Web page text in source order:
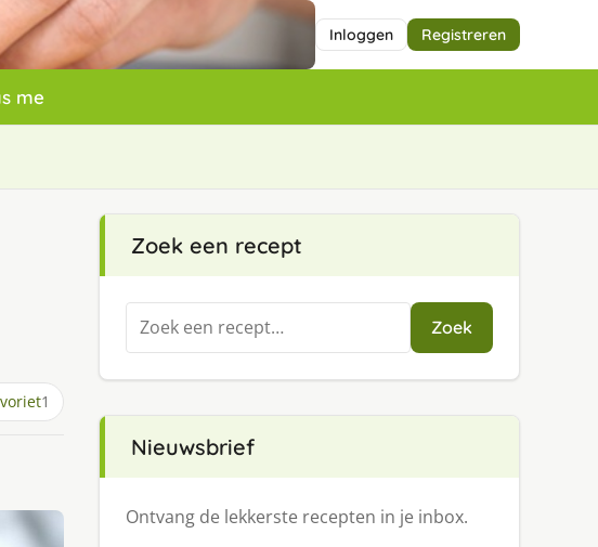
Inloggen Registreren
me
1
Zoek een recept
Zoeken
naar:
Zoek
Nieuwsbrief
Ontvang de lekkerste recepten in je inbox.